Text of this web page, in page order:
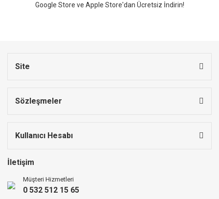
Google Store ve Apple Store'dan Ücretsiz İndirin!
Site
Sözleşmeler
Kullanıcı Hesabı
İletişim
Müşteri Hizmetleri
0 532 512 15 65